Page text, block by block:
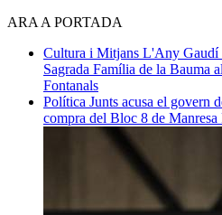
ARA A PORTADA
Cultura i Mitjans L'Any Gaudí
Sagrada Família de la Bauma
Fontanals
Política Junts acusa el govern
compra del Bloc 8 de Manresa